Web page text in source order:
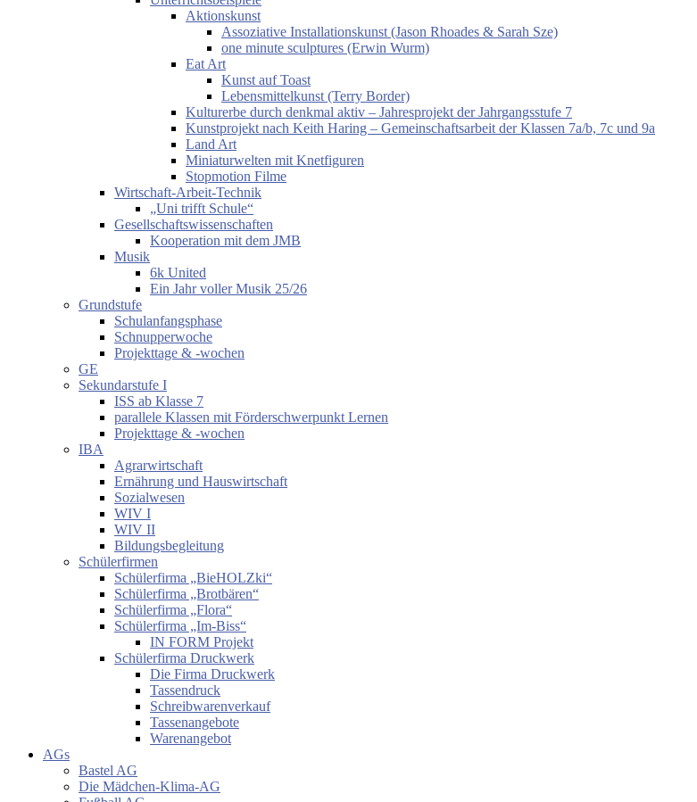
Aktionskunst
Assoziative Installationskunst (Jason Rhoades & Sarah Sze)
one minute sculptures (Erwin Wurm)
Eat Art
Kunst auf Toast
Lebensmittelkunst (Terry Border)
Kulturerbe durch denkmal aktiv – Jahresprojekt der Jahrgangsstufe 7
Kunstprojekt nach Keith Haring – Gemeinschaftsarbeit der Klassen 7a/b, 7c und 9a
Land Art
Miniaturwelten mit Knetfiguren
Stopmotion Filme
Wirtschaft-Arbeit-Technik
„Uni trifft Schule“
Gesellschaftswissenschaften
Kooperation mit dem JMB
Musik
6k United
Ein Jahr voller Musik 25/26
Grundstufe
Schulanfangsphase
Schnupperwoche
Projekttage & -wochen
GE
Sekundarstufe I
ISS ab Klasse 7
parallele Klassen mit Förderschwerpunkt Lernen
Projekttage & -wochen
IBA
Agrarwirtschaft
Ernährung und Hauswirtschaft
Sozialwesen
WIV I
WIV II
Bildungsbegleitung
Schülerfirmen
Schülerfirma „BieHOLZki“
Schülerfirma „Brotbären“
Schülerfirma „Flora“
Schülerfirma „Im-Biss“
IN FORM Projekt
Schülerfirma Druckwerk
Die Firma Druckwerk
Tassendruck
Schreibwarenverkauf
Tassenangebote
Warenangebot
AGs
Bastel AG
Die Mädchen-Klima-AG